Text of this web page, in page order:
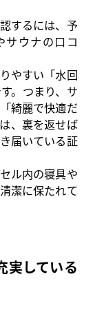
するには、予
サウナの口コ
やすい「水回
。つまり、サ
綺麗で快適だ
、裏を返せば
届いている証
ル内の寝具や
潔に保たれて
実している